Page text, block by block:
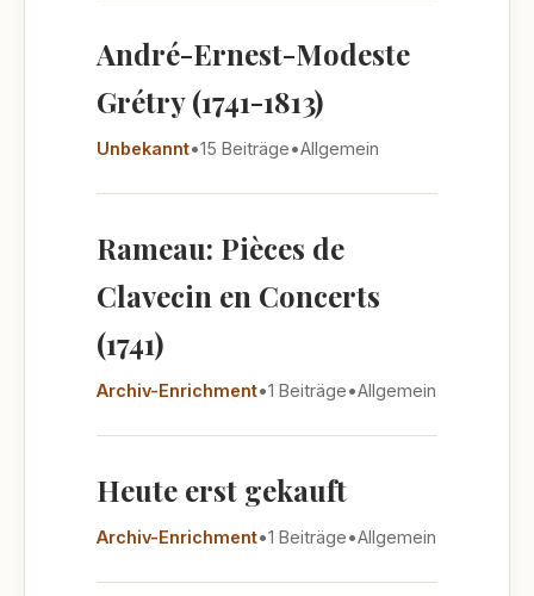
André-Ernest-Modeste
Grétry (1741-1813)
Unbekannt•15 Beiträge•Allgemein
Rameau: Pièces de
Clavecin en Concerts
(1741)
Archiv-Enrichment•1 Beiträge•Allgemein
Heute erst gekauft
Archiv-Enrichment•1 Beiträge•Allgemein